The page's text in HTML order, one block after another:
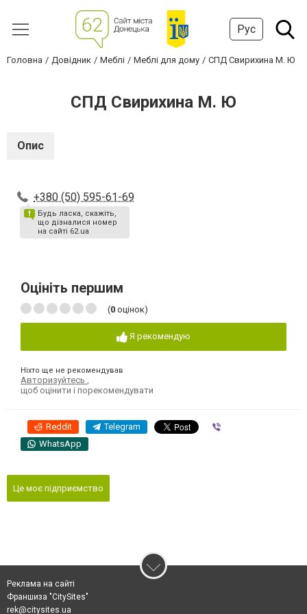
Рус
Головна Довідник Меблі Меблі для дому СПД Свирихина М. Ю
СПД Свирихина М. Ю
Опис
+380 (50) 595-61-69
Будь ласка, скажіть,
що дізналися номер
на сайті 62.ua
Оцініть першим
(0 оцінок)
Я рекомендую
Ніхто ще не рекомендував
Авторизуйтесь
щоб оцінити і порекомендувати
Reddit Telegram
WhatsApp
Це моє підприємство
Реклама на сайті
Франшиза "CitySites"
rek@citysites.ua